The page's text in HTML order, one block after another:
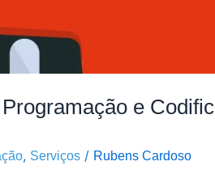
e
, Serviços / Rubens Cardoso